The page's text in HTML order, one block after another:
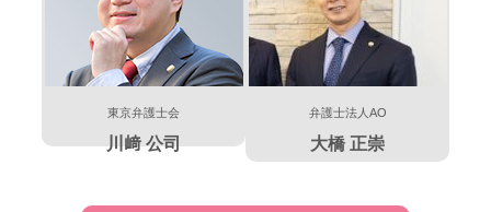
東京弁護士会
川﨑 公司
弁護士法人AO
大橋 正崇